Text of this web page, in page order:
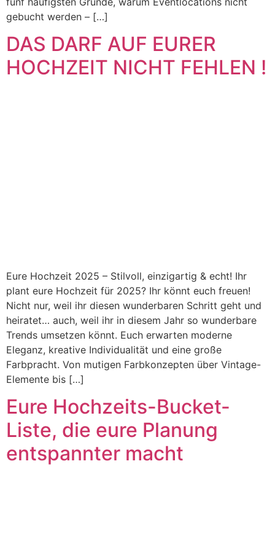
gebucht werden – […]
DAS DARF AUF EURER
HOCHZEIT NICHT FEHLEN !
Eure Hochzeit 2025 – Stilvoll, einzigartig & echt! Ihr
plant eure Hochzeit für 2025? Ihr könnt euch freuen!
Nicht nur, weil ihr diesen wunderbaren Schritt geht und
heiratet… auch, weil ihr in diesem Jahr so wunderbare
Trends umsetzen könnt. Euch erwarten moderne
Eleganz, kreative Individualität und eine große
Farbpracht. Von mutigen Farbkonzepten über Vintage-
Elemente bis […]
Eure Hochzeits-Bucket-
Liste, die eure Planung
entspannter macht